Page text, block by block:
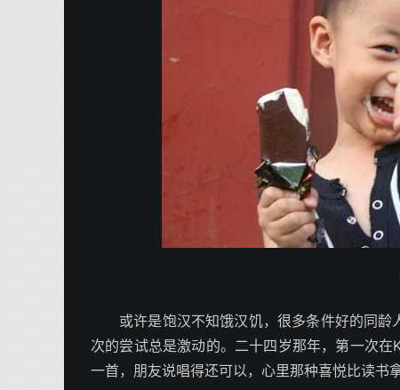
或许是饱汉不知饿汉饥，很多条件好的同
次的尝试总是激动的。二十四岁那年，第一次
一首，朋友说唱得还可以，心里那种喜悦比读书